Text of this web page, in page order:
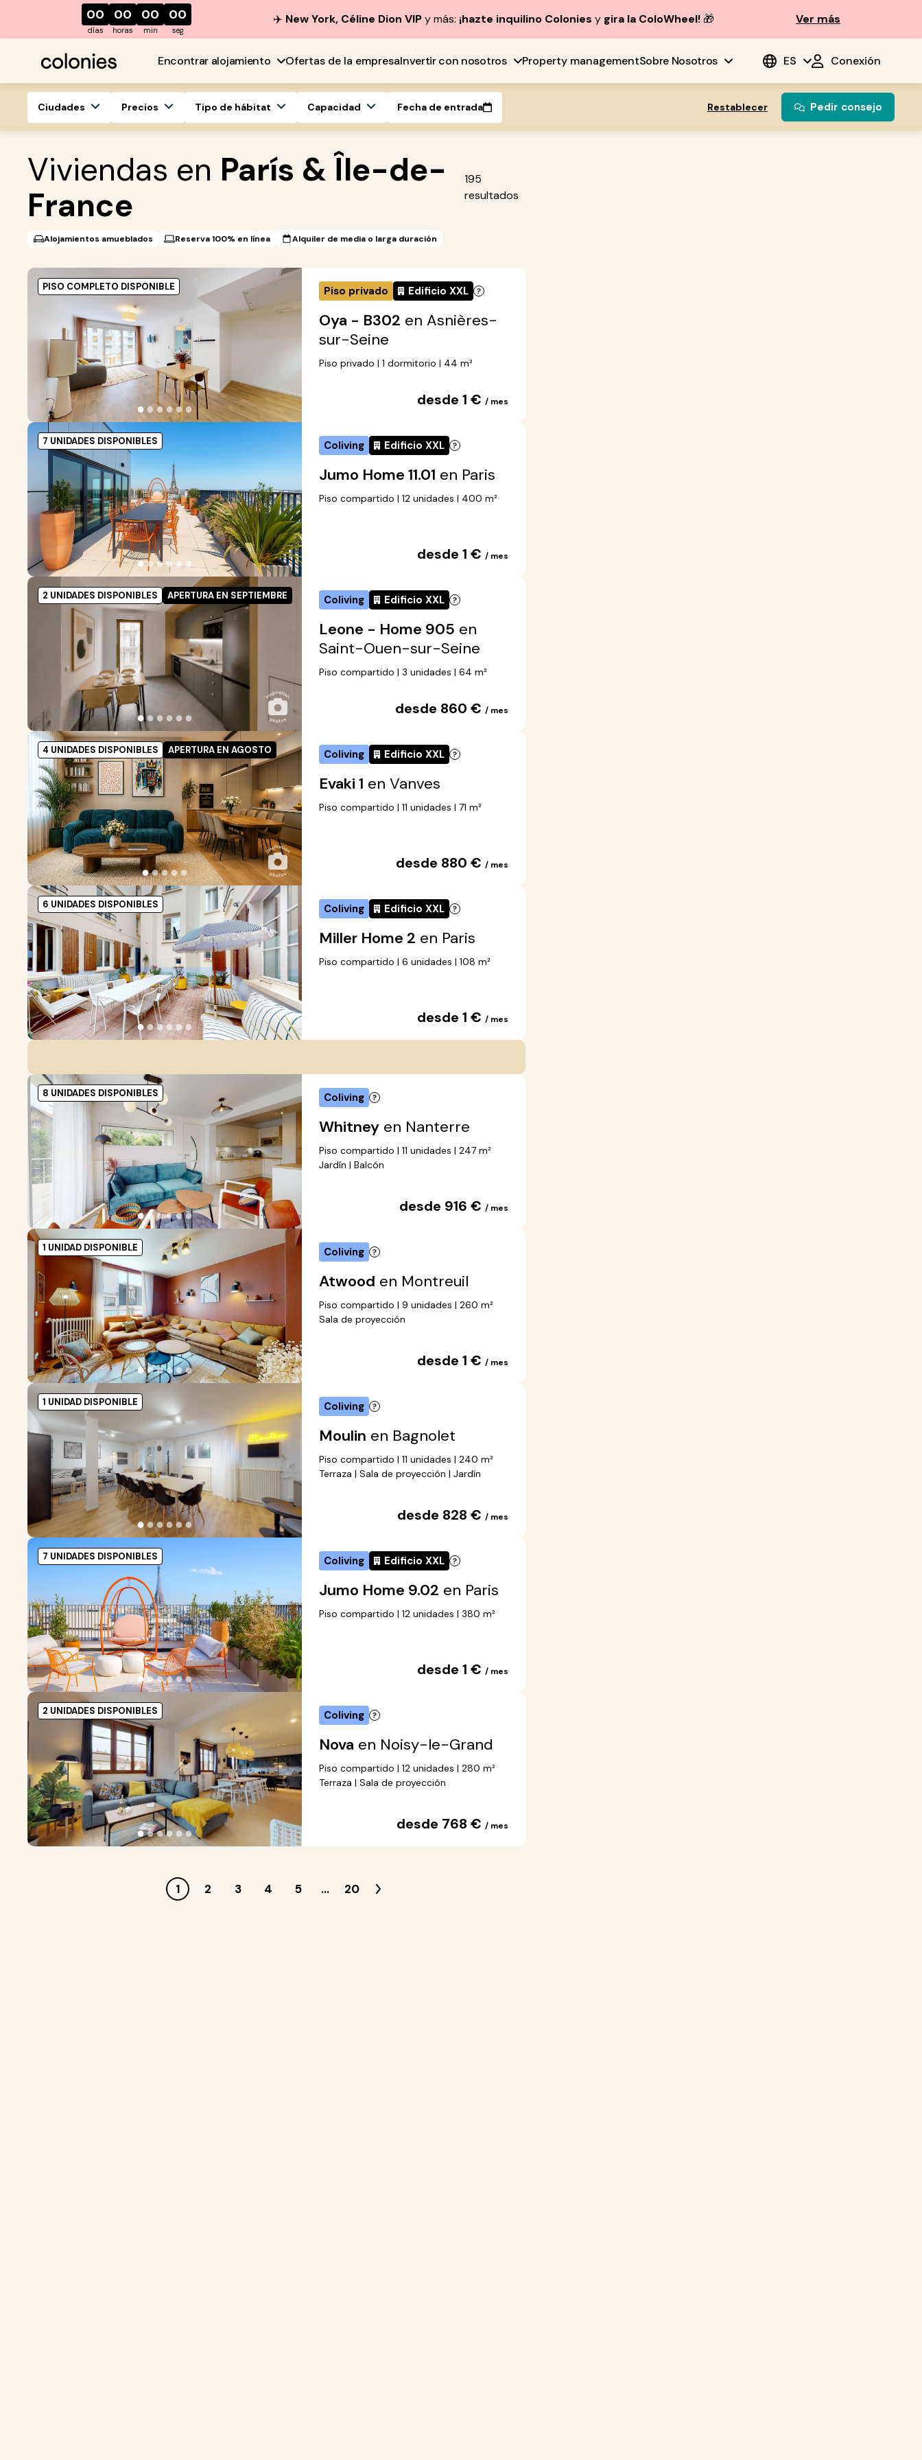
00
días
00
horas
00
min
00
seg
✈️ New York, Céline Dion VIPy más: ¡hazte inquilino Colonies y gira la ColoWheel! 🎁 Ver más
Encontrar alojamiento Ofertas de la empresaInvertir con nosotros Property managementSobre Nosotros ES Conexión
Ciudades Precios Tipo de hábitat Capacidad Fecha de entrada Restablecer Pedir consejo
Viviendas en París & Île-de-
France
195
resultados
Alojamientos amueblados Reserva 100% en línea Alquiler de media o larga duración
●●●●●●
PISO COMPLETO DISPONIBLE Piso privado Edificio XXL
Oya - B302 en Asnières-
sur-Seine
Piso privado | 1 dormitorio | 44 m²
desde 1 €/ mes
●●●●●●
7 UNIDADES DISPONIBLES Coliving Edificio XXL
Jumo Home 11.01 en Paris
Piso compartido | 12 unidades | 400 m²
desde 1 €/ mes
●●●●●●
2 UNIDADES DISPONIBLES APERTURA EN SEPTIEMBRE Coliving Edificio XXL
Leone - Home 905 en
Saint-Ouen-sur-Seine
Piso compartido | 3 unidades | 64 m²
desde 860 €/ mes
●●●●●
4 UNIDADES DISPONIBLES APERTURA EN AGOSTO Coliving Edificio XXL
Evaki 1 en Vanves
Piso compartido | 11 unidades | 71 m²
desde 880 €/ mes
●●●●●●
6 UNIDADES DISPONIBLES Coliving Edificio XXL
Miller Home 2 en Paris
Piso compartido | 6 unidades | 108 m²
desde 1 €/ mes
●●●●●●
8 UNIDADES DISPONIBLES Coliving
Whitney en Nanterre
Piso compartido | 11 unidades | 247 m²
Jardín | Balcón
desde 916 €/ mes
●●●●●●
1 UNIDAD DISPONIBLE Coliving
Atwood en Montreuil
Piso compartido | 9 unidades | 260 m²
Sala de proyección
desde 1 €/ mes
●●●●●●
1 UNIDAD DISPONIBLE Coliving
Moulin en Bagnolet
Piso compartido | 11 unidades | 240 m²
Terraza | Sala de proyección | Jardín
desde 828 €/ mes
●●●●●●
7 UNIDADES DISPONIBLES Coliving Edificio XXL
Jumo Home 9.02 en Paris
Piso compartido | 12 unidades | 380 m²
desde 1 €/ mes
●●●●●●
2 UNIDADES DISPONIBLES Coliving
Nova en Noisy-le-Grand
Piso compartido | 12 unidades | 280 m²
Terraza | Sala de proyección
desde 768 €/ mes
1 2 3 4 5 ... 20